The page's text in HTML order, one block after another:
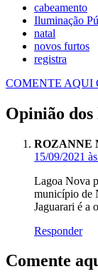
cabeamento
Iluminação
natal
novos furtos
registra
COMENTE AQUI
Opinião
ROZANNE
15/09/2021
Lagoa Nova
município de
Jaguarari é a
Responder
Comente